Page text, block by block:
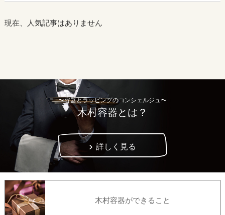
現在、人気記事はありません
〜容器とラッピングのコンシェルジュ〜
木村容器とは？
詳しく見る
木村容器ができること